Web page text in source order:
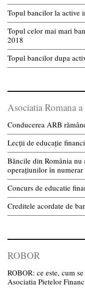
Topul bancilor la active
Topul celor mai mari
2018
Topul bancilor dupa
Asociatia Romana
Conducerea ARB
Lecții de educație
Băncile din România nu
operațiunilor în numerar
Concurs de educatie
Creditele acordate de
ROBOR
ROBOR: ce este, cum
Asociatia Pietelor